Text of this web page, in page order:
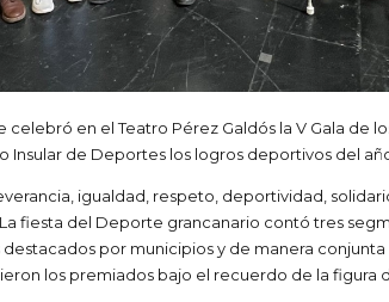
celebró en el Teatro Pérez Galdós la V Gala
Insular de Deportes los logros deportivos del
igualdad, respeto, deportividad,
fiesta del Deporte grancanario contó tres
por municipios y de manera
los premiados bajo el recuerdo de la figura